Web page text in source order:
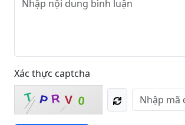
Xác thực captcha
T P R V 0